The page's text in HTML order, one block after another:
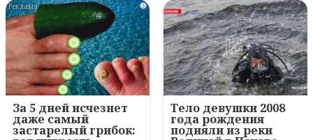
i
За 5 дней исчезнет
даже самый
застарелый грибок:
Тело девушки 2008
года рождения
подняли из реки